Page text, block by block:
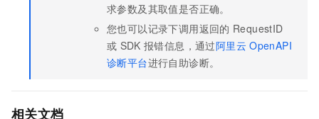
求参数及其取值是否正确。
您也可以记录下调用返回的 RequestID
或 SDK 报错信息，通过阿里云 OpenAPI
诊断平台进行自助诊断。
相关文档